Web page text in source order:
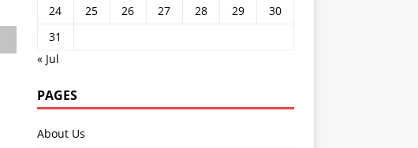
24
25 26 27 28 29
30
31
« Jul
PAGES
About Us